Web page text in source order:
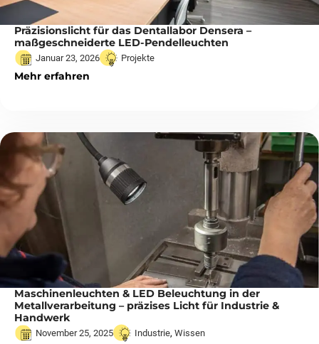
Präzisionslicht für das Dentallabor Densera –
maßgeschneiderte LED-Pendelleuchten
Januar 23, 2026 Projekte
Mehr erfahren
Maschinenleuchten & LED Beleuchtung in der
Metallverarbeitung – präzises Licht für Industrie &
Handwerk
November 25, 2025 Industrie, Wissen